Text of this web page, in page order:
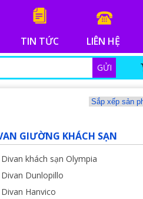
TIN TỨC LIÊN HỆ
GỬI
GIƯỜNG KHÁCH SẠN
Divan khách sạn Olympia
Divan Dunlopillo
Divan Hanvico